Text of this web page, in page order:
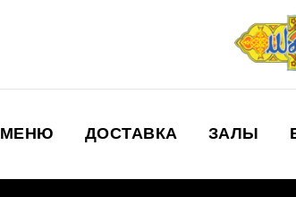
МЕНЮ ДОСТАВКА ЗАЛЫ